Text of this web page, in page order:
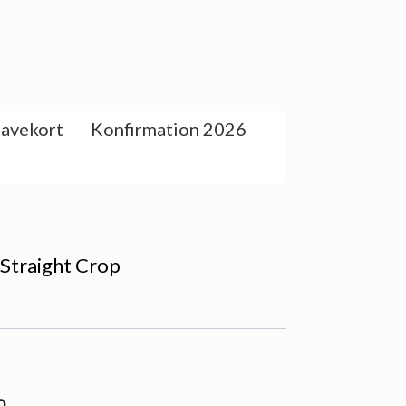
Konfirmation 2026
Straight Crop